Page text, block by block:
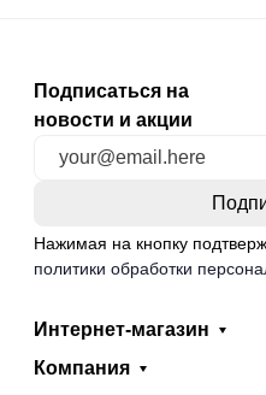
Подписаться на
новости и акции
Нажимая на кнопку
политики обработки
Интернет-магазин
Компания